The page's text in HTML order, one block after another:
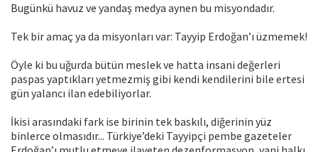
Bugünkü havuz ve yandaş medya aynen bu misyondadır.
Tek bir amaç ya da misyonları var: Tayyip Erdoğan’ı üzmemek!
Öyle ki bu uğurda bütün meslek ve hatta insani değerleri
paspas yaptıkları yetmezmiş gibi kendi kendilerini bile ertesi
gün yalancı ilan edebiliyorlar.
İkisi arasındaki fark ise birinin tek baskılı, diğerinin yüz
binlerce olmasıdır... Türkiye’deki Tayyipçi pembe gazeteler